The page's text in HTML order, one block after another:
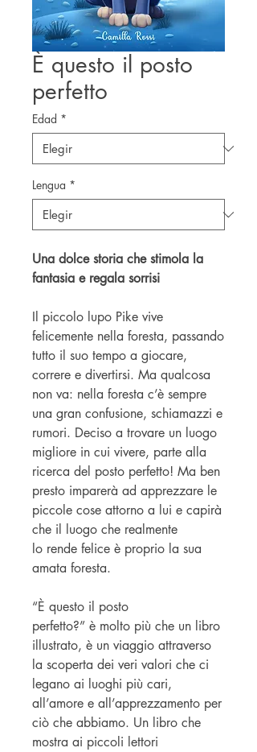
È questo il posto
perfetto
Edad *
Lengua *
Una dolce storia che stimola la
fantasia e regala sorrisi
Il piccolo lupo Pike vive
felicemente nella foresta, passando
tutto il suo tempo a giocare,
correre e divertirsi. Ma qualcosa
non va: nella foresta c’è sempre
una gran confusione, schiamazzi e
rumori. Deciso a trovare un luogo
migliore in cui vivere, parte alla
ricerca del posto perfetto! Ma ben
presto imparerà ad apprezzare le
piccole cose attorno a lui e capirà
che il luogo che realmente
lo rende felice è proprio la sua
amata foresta.
“È questo il posto
perfetto?” è molto più che un libro
illustrato, è un viaggio attraverso
la scoperta dei veri valori che ci
legano ai luoghi più cari,
all’amore e all’apprezzamento per
ciò che abbiamo. Un libro che
mostra ai piccoli lettori